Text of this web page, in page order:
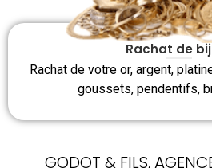
Rachat de
Rachat de votre or, argent,
goussets, pendentifs,
GODOT & FILS,